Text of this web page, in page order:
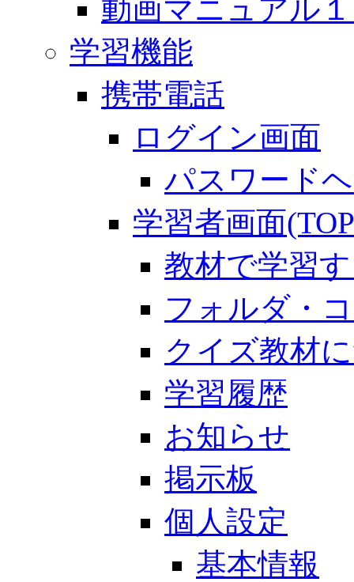
動画マニュアル
学習機能
携帯電話
ログイン画面
パスワード
学習者画面
教材で学習
フォルダ・
クイズ教材
学習履歴
お知らせ
掲示板
個人設定
基本情報